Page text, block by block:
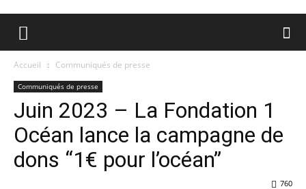
Accueil Communiqués de presse
Communiqués de presse
Juin 2023 – La Fondation 1
Océan lance la campagne de
dons “1€ pour l’océan”
760